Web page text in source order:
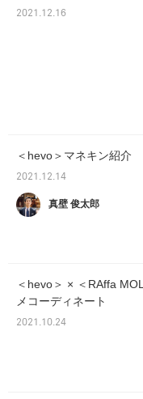
2021.12.16
＜hevo＞マネキン紹介
2021.12.14
真壁 俊太郎
＜hevo＞ × ＜RAffa
メコーディネート
2021.10.24